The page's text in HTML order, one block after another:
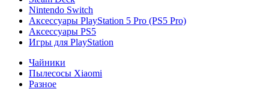
Nintendo Switch
Аксессуары PlayStation 5 Pro (PS5 Pro)
Аксессуары PS5
Игры для PlayStation
Чайники
Пылесосы Xiaomi
Разное